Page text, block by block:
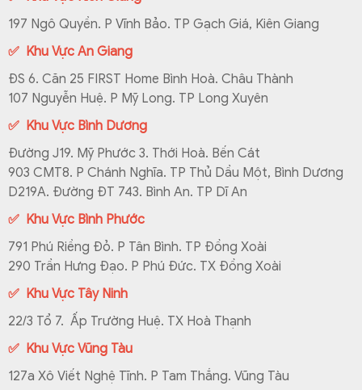
197 Ngô Quyền. P Vĩnh Bảo. TP Gạch Giá, Kiên Giang
✅ Khu Vực An Giang
ĐS 6. Căn 25 FIRST Home Bình Hoà. Châu Thành
107 Nguyễn Huệ. P Mỹ Long. TP Long Xuyên
✅ Khu Vực Bình Dương
Đường J19. Mỹ Phước 3. Thới Hoà. Bến Cát
903 CMT8. P Chánh Nghĩa. TP Thủ Dầu Một, Bình Dương
D219A. Đường ĐT 743. Bình An. TP Dĩ An
✅ Khu Vực Bình Phước
791 Phú Riềng Đỏ. P Tân Bình. TP Đồng Xoài
290 Trần Hưng Đạo. P Phú Đức. TX Đồng Xoài
✅ Khu Vực Tây Ninh
22/3 Tổ 7. Ấp Trường Huệ. TX Hoà Thạnh
✅ Khu Vực Vũng Tàu
127a Xô Viết Nghệ Tĩnh. P Tam Thắng. Vũng Tàu